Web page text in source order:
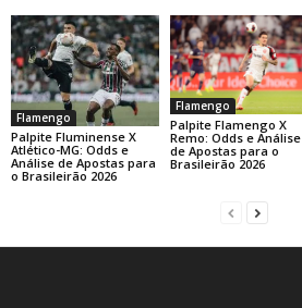
Flamengo
Palpite Fluminense X
Atlético-MG: Odds e
Análise de Apostas para
o Brasileirão 2026
Flamengo
Palpite Flamengo X
Remo: Odds e Análise
de Apostas para o
Brasileirão 2026